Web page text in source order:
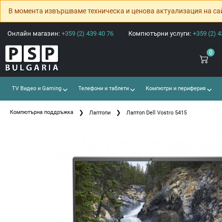
В момента извършваме техническа и ценова актуализация на
Онлайн магазин: +359 (2) 439 40 76 Компютърни услуги: +359 (2)
0
TV Видео и Gaming Телефони и таблети Компютри и периферия
Компютърна поддръжка Лаптопи Лаптоп Dell Vostro 5415